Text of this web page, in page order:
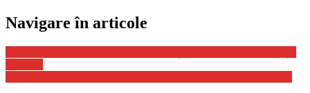
Navigare în articole